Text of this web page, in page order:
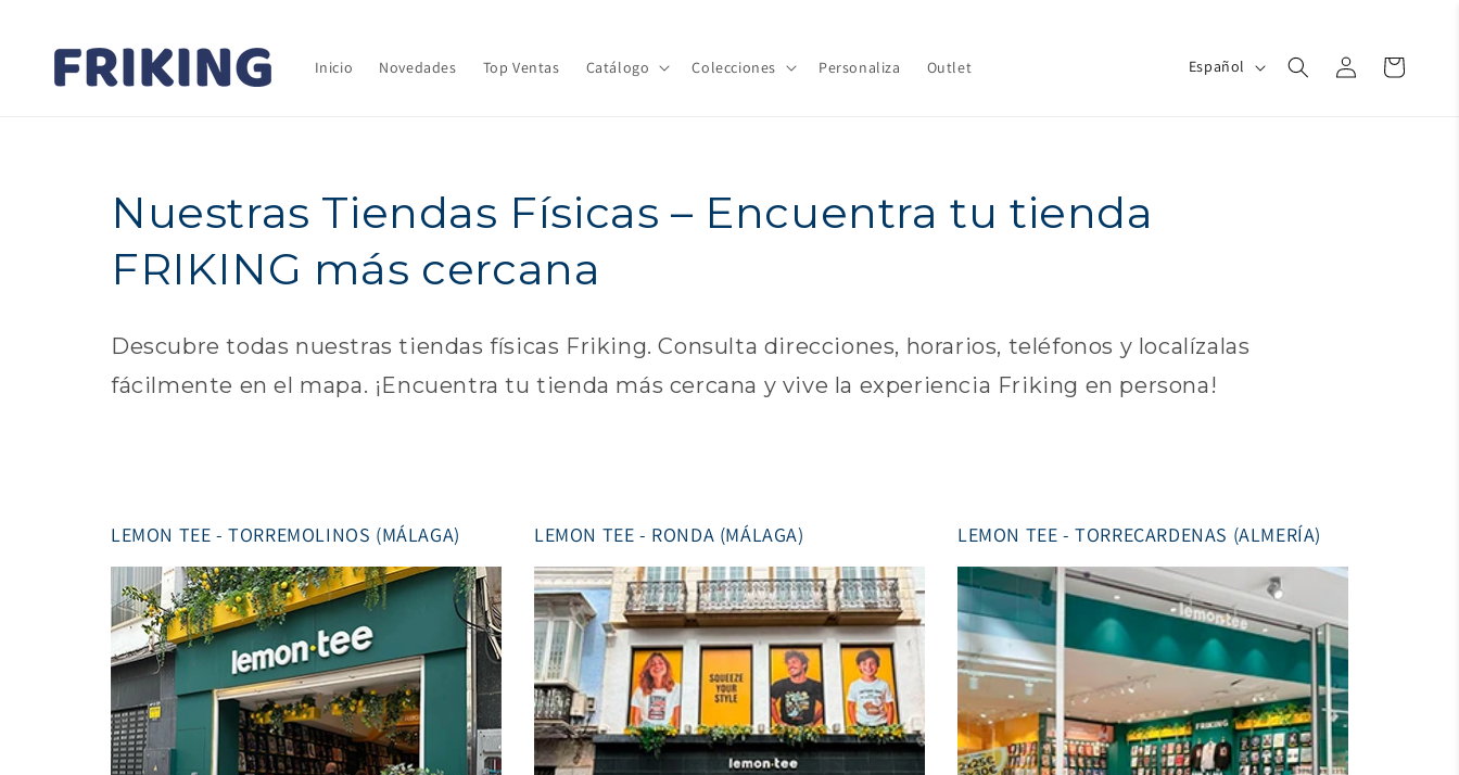
al contenido
Inicio Novedades Top Ventas Catálogo Colecciones Personaliza Outlet Español
sesión
Carrito
Nuestras Tiendas Físicas – Encuentra tu tienda
FRIKING más cercana
Descubre todas nuestras tiendas físicas Friking. Consulta direcciones, horarios, teléfonos y localízalas
fácilmente en el mapa. ¡Encuentra tu tienda más cercana y vive la experiencia Friking en persona!
LEMON TEE - TORREMOLINOS (MÁLAGA) LEMON TEE - RONDA (MÁLAGA) LEMON TEE - TORRECARDENAS (ALMERÍA)